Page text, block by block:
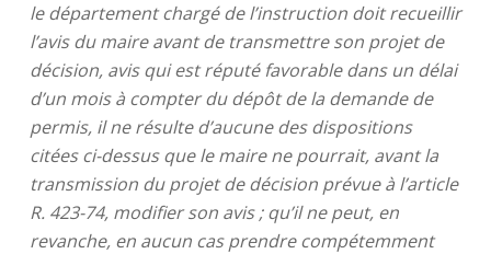
le département chargé de l’instruction doit recueillir
l’avis du maire avant de transmettre son projet de
décision, avis qui est réputé favorable dans un délai
d’un mois à compter du dépôt de la demande de
permis, il ne résulte d’aucune des dispositions
citées ci-dessus que le maire ne pourrait, avant la
transmission du projet de décision prévue à l’article
R. 423-74, modifier son avis ; qu’il ne peut, en
revanche, en aucun cas prendre compétemment